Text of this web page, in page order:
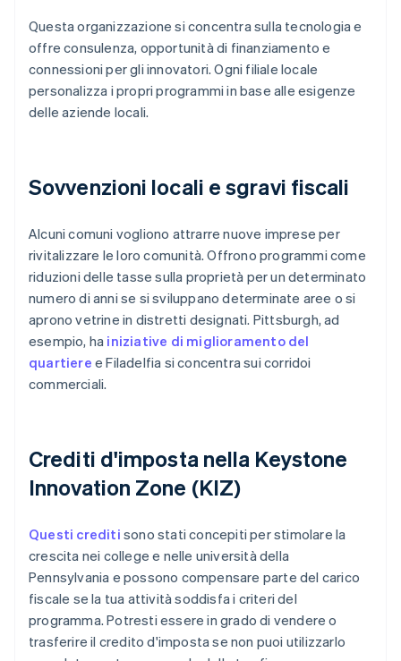
Questa organizzazione si concentra sulla tecnologia e
offre consulenza, opportunità di finanziamento e
connessioni per gli innovatori. Ogni filiale locale
personalizza i propri programmi in base alle esigenze
delle aziende locali.
Sovvenzioni locali e sgravi fiscali
Alcuni comuni vogliono attrarre nuove imprese per
rivitalizzare le loro comunità. Offrono programmi come
riduzioni delle tasse sulla proprietà per un determinato
numero di anni se si sviluppano determinate aree o si
aprono vetrine in distretti designati. Pittsburgh, ad
esempio, ha iniziative di miglioramento del
quartiere e Filadelfia si concentra sui corridoi
commerciali.
Crediti d'imposta nella Keystone
Innovation Zone (KIZ)
Questi crediti sono stati concepiti per stimolare la
crescita nei college e nelle università della
Pennsylvania e possono compensare parte del carico
fiscale se la tua attività soddisfa i criteri del
programma. Potresti essere in grado di vendere o
trasferire il credito d'imposta se non puoi utilizzarlo